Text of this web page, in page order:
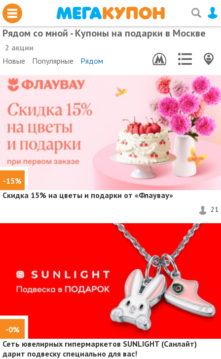
Рядом со мной - Купоны на подарки в Москве
2 акции
Новые
Популярные Рядом
-15%
Скидка 15% на цветы и подарки от «Флаувау»
21
-0%
Сеть ювелирных гипермаркетов SUNLIGHT (Санлайт)
дарит подвеску специально для вас!